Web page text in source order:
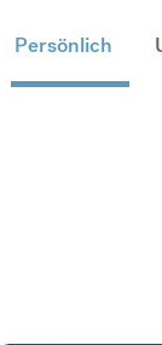
Persönlich